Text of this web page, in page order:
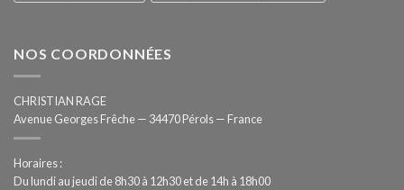
NOS COORDONNÉES
CHRISTIAN RAGE
Avenue Georges Frêche — 34470 Pérols — France
Horaires :
Du lundi au jeudi de 8h30 à 12h30 et de 14h à 18h00